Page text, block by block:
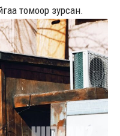
томоор зурсан.